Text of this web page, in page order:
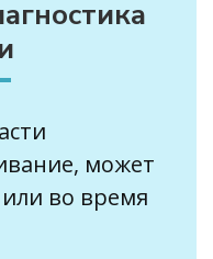
может
во время